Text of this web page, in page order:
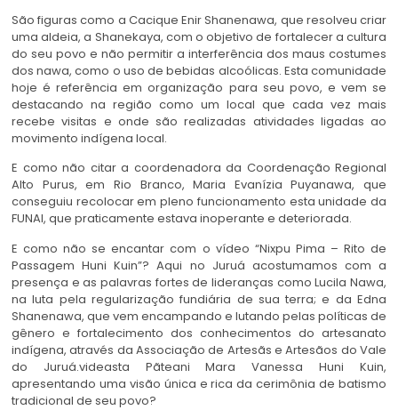
São figuras como a Cacique Enir Shanenawa, que resolveu criar
uma aldeia, a Shanekaya, com o objetivo de fortalecer a cultura
do seu povo e não permitir a interferência dos maus costumes
dos nawa, como o uso de bebidas alcoólicas. Esta comunidade
hoje é referência em organização para seu povo, e vem se
destacando na região como um local que cada vez mais
recebe visitas e onde são realizadas atividades ligadas ao
movimento indígena local.
E como não citar a coordenadora da Coordenação Regional
Alto Purus, em Rio Branco, Maria Evanízia Puyanawa, que
conseguiu recolocar em pleno funcionamento esta unidade da
FUNAI, que praticamente estava inoperante e deteriorada.
E como não se encantar com o vídeo “Nixpu Pima – Rito de
Passagem Huni Kuin”? Aqui no Juruá acostumamos com a
presença e as palavras fortes de lideranças como Lucila Nawa,
na luta pela regularização fundiária de sua terra; e da Edna
Shanenawa, que vem encampando e lutando pelas políticas de
gênero e fortalecimento dos conhecimentos do artesanato
indígena, através da Associação de Artesãs e Artesãos do Vale
do Juruá.videasta Pãteani Mara Vanessa Huni Kuin,
apresentando uma visão única e rica da cerimônia de batismo
tradicional de seu povo?